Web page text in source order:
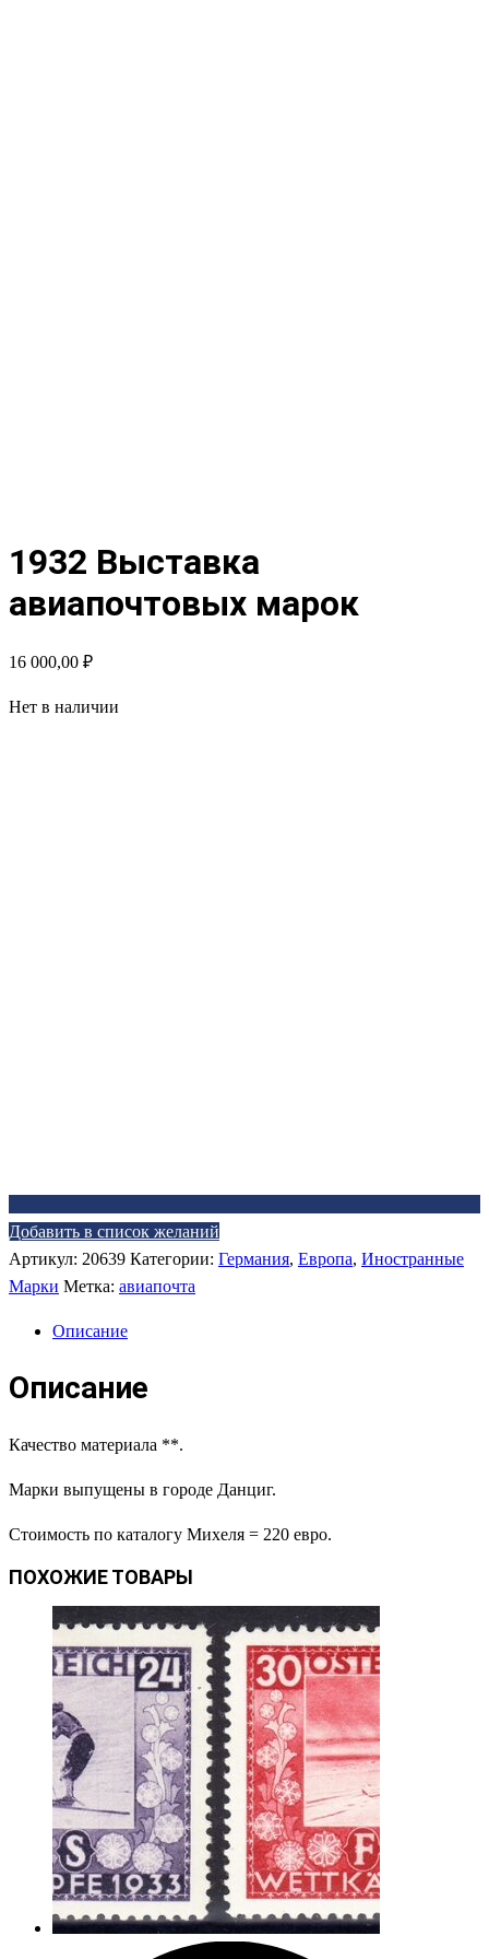
1932 Выставка
авиапочтовых марок
16 000,00 ₽
Нет в наличии
Добавить в список желаний
Артикул: 20639 Категории: Германия, Европа, Иностранные
Марки Метка: авиапочта
Описание
Описание
Качество материала **.
Марки выпущены в городе Данциг.
Стоимость по каталогу Михеля = 220 евро.
ПОХОЖИЕ ТОВАРЫ